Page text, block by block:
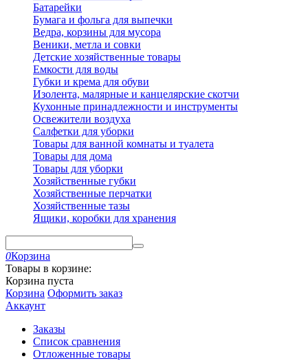
Батарейки
Бумага и фольга для выпечки
Ведра, корзины для мусора
Веники, метла и совки
Детские хозяйственные товары
Емкости для воды
Губки и крема для обуви
Изолента, малярные и канцелярские скотчи
Кухонные принадлежности и инструменты
Освежители воздуха
Салфетки для уборки
Товары для ванной комнаты и туалета
Товары для дома
Товары для уборки
Хозяйственные губки
Хозяйственные перчатки
Хозяйственные тазы
Ящики, коробки для хранения
0Корзина
Товары в корзине:
Корзина пуста
Корзина Оформить заказ
Аккаунт
Заказы
Список сравнения
Отложенные товары